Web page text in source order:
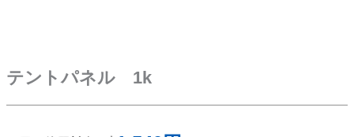
テントパネル 1k